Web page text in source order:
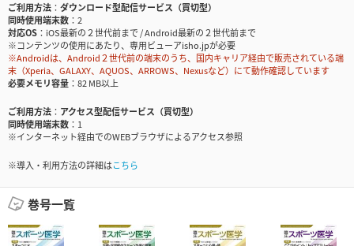
ご利用方法
ダウンロード型配信サービス（買切型）
同時使用端末数
2
対応OS
iOS最新の２世代前まで / Android最新の２世代前まで
※コンテンツの使用にあたり、専用ビューアisho.jpが必要
※Androidは、Android２世代前の端末のうち、国内キャリア経由で販売されている端
末（Xperia、GALAXY、AQUOS、ARROWS、Nexusなど）にて動作確認しています
必要メモリ容量
82 MB以上
ご利用方法
アクセス型配信サービス（買切型）
同時使用端末数
1
※インターネット経由でのWEBブラウザによるアクセス参照
※導入・利用方法の詳細はこちら
巻号一覧